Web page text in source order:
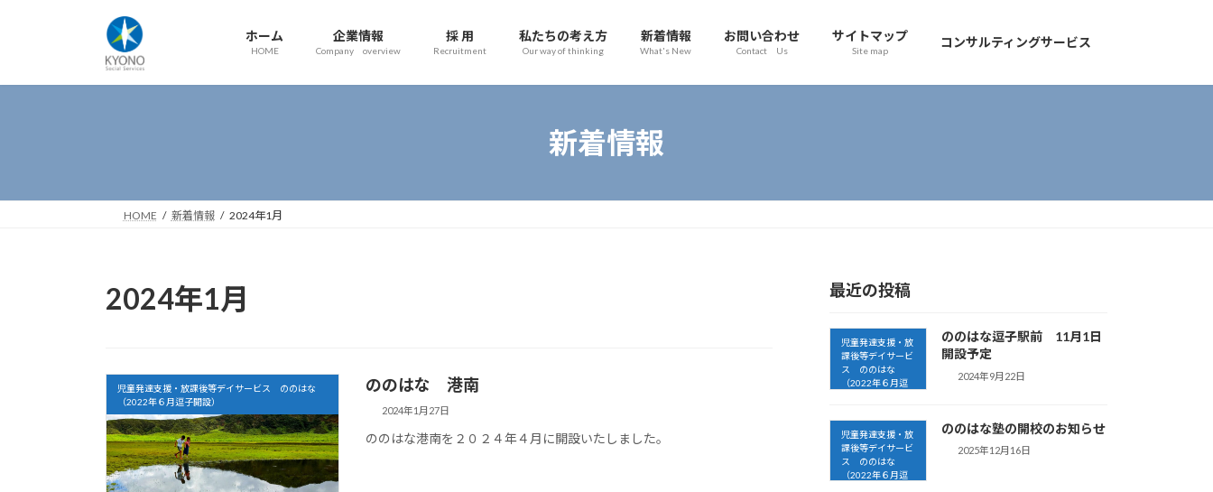
プ
動
ホーム
HOME
企業情報
Company overview
採 用
Recruitment
私たちの考え方
Our way of thinking
新着情報
What's New
お問い合わせ
Contact Us
サイトマップ
Site map
コンサルティングサービス
新着情報
HOME 新着情報 2024年1月
2024年1月
児童発達支援・放課後等デイサービス ののはな
（2022年６月逗子開設）
ののはな 港南
2024年1月27日
ののはな港南を２０２４年４月に開設いたしました。
最近の投稿
児童発達支援・放
課後等デイサービ
ス ののはな
（2022年６月逗
ののはな逗子駅前 11月1日
開設予定
2024年9月22日
児童発達支援・放
課後等デイサービ
ス ののはな
（2022年６月逗
ののはな塾の開校のお知らせ
2025年12月16日